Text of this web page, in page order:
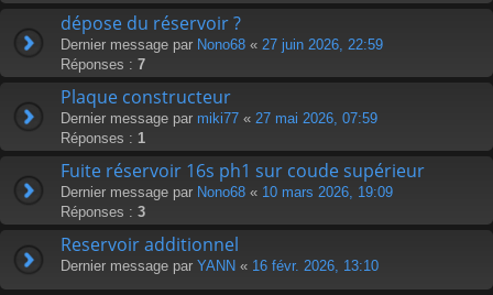
dépose du réservoir ?
Dernier message par Nono68 « 27 juin 2026, 22:59
Réponses : 7
Plaque constructeur
Dernier message par miki77 « 27 mai 2026, 07:59
Réponses : 1
Fuite réservoir 16s ph1 sur coude supérieur
Dernier message par Nono68 « 10 mars 2026, 19:09
Réponses : 3
Reservoir additionnel
Dernier message par YANN « 16 févr. 2026, 13:10